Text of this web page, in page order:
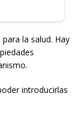
la salud. Hay
introducirlas